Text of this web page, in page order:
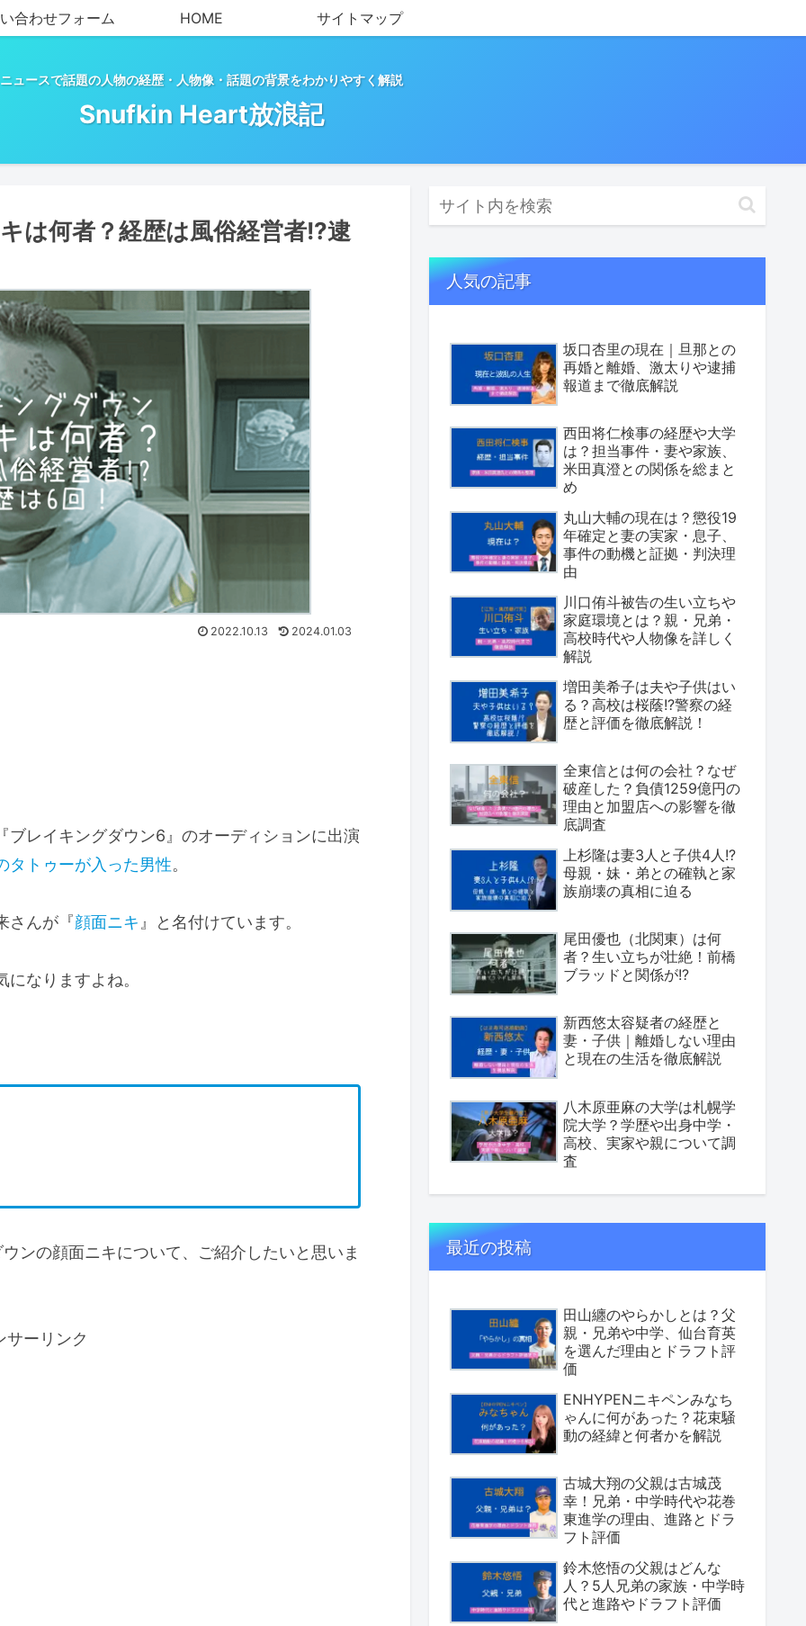
ニュースで話題の人物の経歴・人物像・話題の背景をわかりやすく解説
Snufkin Heart放浪記
合わせフォーム HOME サイトマップ
は何者？経歴は風俗経営者!?逮
2022.10.13 2024.01.03
レイキングダウン6』のオーディションに出演
タトゥーが入った男性。
さんが『顔面ニキ 』と名付けています。
になりますよね。
ンの顔面ニキについて、ご紹介したいと思いま
サーリンク
人気の記事
坂口杏里の現在｜旦那との
再婚と離婚、激太りや逮捕
報道まで徹底解説
西田将仁検事の経歴や大学
は？担当事件・妻や家族、
米田真澄との関係を総まと
め
丸山大輔の現在は？懲役19
年確定と妻の実家・息子、
事件の動機と証拠・判決理
由
川口侑斗被告の生い立ちや
家庭環境とは？親・兄弟・
高校時代や人物像を詳しく
解説
増田美希子は夫や子供はい
る？高校は桜蔭!?警察の経
歴と評価を徹底解説！
全東信とは何の会社？なぜ
破産した？負債1259億円の
理由と加盟店への影響を徹
底調査
上杉隆は妻3人と子供4人!?
母親・妹・弟との確執と家
族崩壊の真相に迫る
尾田優也（北関東）は何
者？生い立ちが壮絶！前橋
ブラッドと関係が!?
新西悠太容疑者の経歴と
妻・子供｜離婚しない理由
と現在の生活を徹底解説
八木原亜麻の大学は札幌学
院大学？学歴や出身中学・
高校、実家や親について調
査
最近の投稿
田山纏のやらかしとは？父
親・兄弟や中学、仙台育英
を選んだ理由とドラフト評
価
ENHYPENニキペンみなち
ゃんに何があった？花束騒
動の経緯と何者かを解説
古城大翔の父親は古城茂
幸！兄弟・中学時代や花巻
東進学の理由、進路とドラ
フト評価
鈴木悠悟の父親はどんな
人？5人兄弟の家族・中学時
代と進路やドラフト評価